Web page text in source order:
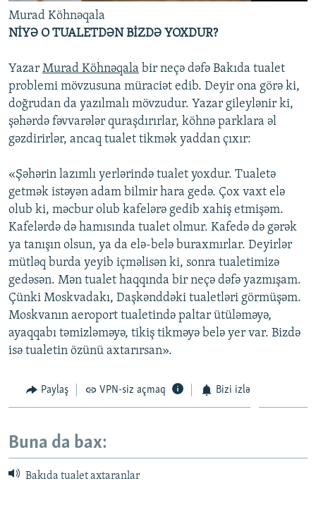
Murad Köhnəqala
NİYƏ O TUALETDƏN BİZDƏ YOXDUR?
Yazar Murad Köhnəqala bir neçə dəfə Bakıda tualet
problemi mövzusuna müraciət edib. Deyir ona görə ki,
doğrudan da yazılmalı mövzudur. Yazar gileylənir ki,
şəhərdə fəvvarələr quraşdırırlar, köhnə parklara əl
gəzdirirlər, ancaq tualet tikmək yaddan çıxır:
«Şəhərin lazımlı yerlərində tualet yoxdur. Tualetə
getmək istəyən adam bilmir hara gedə. Çox vaxt elə
olub ki, məcbur olub kafelərə gedib xahiş etmişəm.
Kafelərdə də hamısında tualet olmur. Kafedə də gərək
ya tanışın olsun, ya da elə-belə buraxmırlar. Deyirlər
mütləq burda yeyib içməlisən ki, sonra tualetimizə
gedəsən. Mən tualet haqqında bir neçə dəfə yazmışam.
Çünki Moskvadakı, Daşkənddəki tualetləri görmüşəm.
Moskvanın aeroport tualetində paltar ütüləməyə,
ayaqqabı təmizləməyə, tikiş tikməyə belə yer var. Bizdə
isə tualetin özünü axtarırsan».
Paylaş VPN-siz açmaq Bizi izlə
Buna da bax:
Bakıda tualet axtaranlar